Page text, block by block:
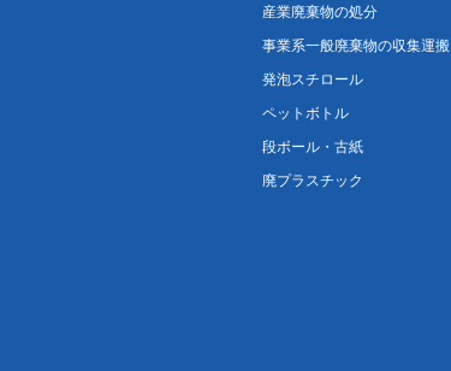
産業廃棄物の処分
事業系一般廃棄物の収集運搬
発泡スチロール
ペットボトル
段ボール・古紙
廃プラスチック